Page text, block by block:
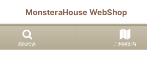
MonsteraHouse WebShop
商品検索 ご利用案内